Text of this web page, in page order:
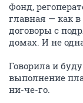
Фонд,
главная — как в
договоры с
домах. И не
Говорила и
выполнение
ни-че-го.